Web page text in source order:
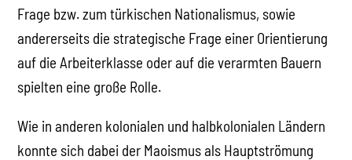
Frage bzw. zum türkischen Nationalismus, sowie
andererseits die strategische Frage einer Orientierung
auf die Arbeiterklasse oder auf die verarmten Bauern
spielten eine große Rolle.
Wie in anderen kolonialen und halbkolonialen Ländern
konnte sich dabei der Maoismus als Hauptströmung